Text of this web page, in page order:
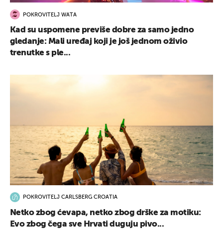
POKROVITELJ WATA
Kad su uspomene previše dobre za samo jedno
gledanje: Mali uređaj koji je još jednom oživio
trenutke s ple...
POKROVITELJ CARLSBERG CROATIA
Netko zbog ćevapa, netko zbog drške za motiku:
Evo zbog čega sve Hrvati duguju pivo...